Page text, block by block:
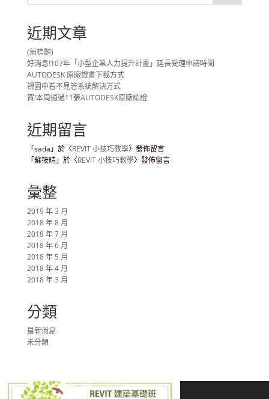
近期文章
(無標題)
好消息!107年「小型企業人力提升計畫」延長受理申請時間
AUTODESK 原廠證書下載方式
視圖中看不見管系統解決方式
賀!本周通過11張AUTODESK原廠認證
近期留言
「sada 」於〈REVIT 小技巧教學〉發佈留言
「蘇筱晴」於〈REVIT 小技巧教學〉發佈留言
彙整
2019 年 3 月
2018 年 8 月
2018 年 7 月
2018 年 6 月
2018 年 5 月
2018 年 4 月
2018 年 3 月
分類
最新消息
未分類